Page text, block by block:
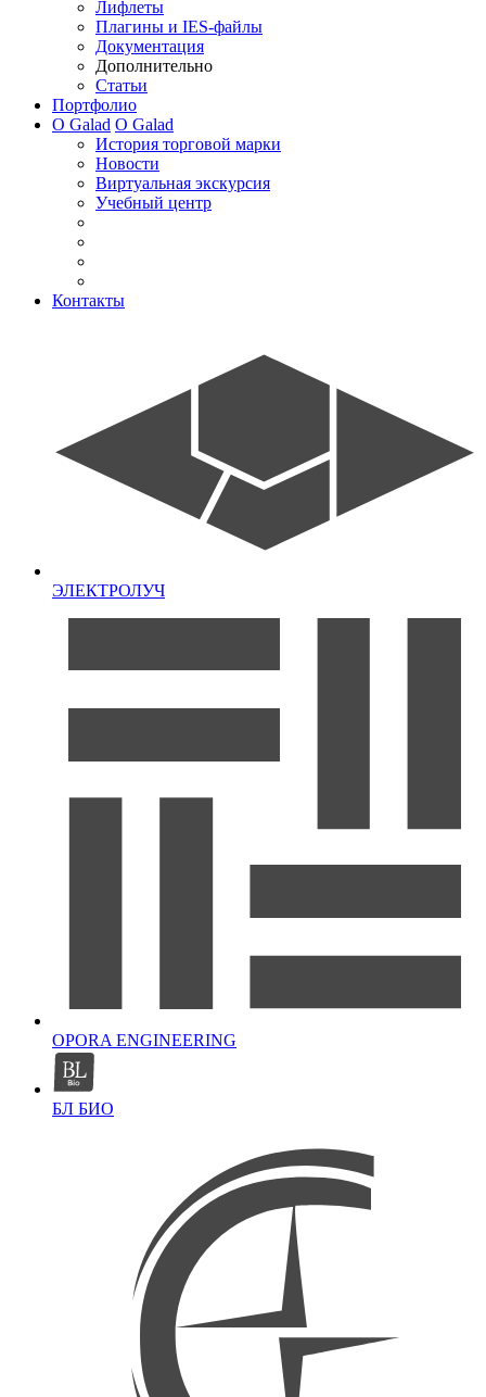
Лифлеты
Плагины и IES-файлы
Документация
Дополнительно
Статьи
Портфолио
О Galad О Galad
История торговой марки
Новости
Виртуальная экскурсия
Учебный центр
Контакты
ЭЛЕКТРОЛУЧ
OPORA ENGINEERING
БЛ БИО